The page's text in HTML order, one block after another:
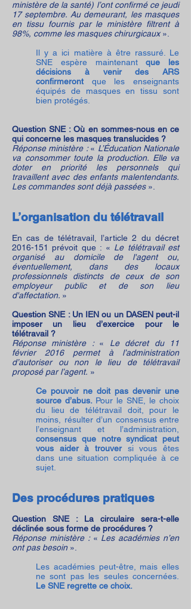
ministère de la santé) l’ont confirmé ce jeudi
17 septembre. Au demeurant, les masques
en tissu fournis par le ministère filtrent à
98%, comme les masques chirurgicaux».
Il y a ici matière à être rassuré. Le
SNE espère maintenantque les
décisions à venir des ARS
confirmerontque les enseignants
équipés de masques en tissu sont
bien protégés.
Question SNE : Où en sommes-nous en ce
qui concerne les masques translucides ?
Réponse ministère :« L’Éducation Nationale
va consommer toute la production. Elle va
doter en priorité les personnels qui
travaillent avec des enfants malentendants.
Les commandes sont déjà passées».
L’organisation du télétravail
En cas de télétravail, l’article 2 du décret
2016-151 prévoit que : « Le télétravail est
organisé au domicile de l'agent ou,
éventuellement, dans des locaux
professionnels distincts de ceux de son
employeur public et de son lieu
d'affectation. »
Question SNE : Un IEN ou un DASEN peut-il
imposer un lieu d’exercice pour le
télétravail ?
Réponse ministère : « Le décret du 11
février 2016 permet à l’administration
d’autoriser ou non le lieu de télétravail
proposé par l’agent. »
Ce pouvoir ne doit pas devenir une
source d’abus. Pour le SNE, le choix
du lieu de télétravail doit, pour le
moins, résulter d’un consensus entre
l’enseignant et l’administration,
consensus que notre syndicat peut
vous aider à trouversi vous êtes
dans une situation compliquée à ce
sujet.
Des procédures pratiques
Question SNE : La circulaire sera-t-elle
déclinée sous forme de procédures ?
Réponse ministère : « Les académies n’en
ont pas besoin».
Les académies peut-être, mais elles
ne sont pas les seules concernées.
Le SNE regrette ce choix.